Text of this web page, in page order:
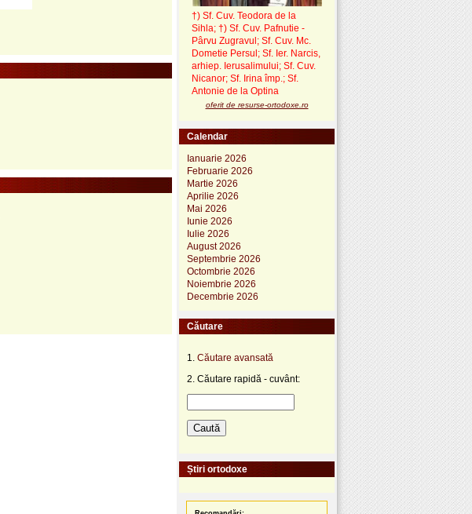
†) Sf. Cuv. Teodora de la
Sihla; †) Sf. Cuv. Pafnutie -
Pârvu Zugravul ; Sf. Cuv. Mc.
Dometie Persul; Sf. Ier. Narcis,
arhiep. Ierusalimului; Sf. Cuv.
Nicanor; Sf. Irina împ.; Sf.
Antonie de la Optina
oferit de resurse-ortodoxe.ro
Calendar
Ianuarie 2026
Februarie 2026
Martie 2026
Aprilie 2026
Mai 2026
Iunie 2026
Iulie 2026
August 2026
Septembrie 2026
Octombrie 2026
Noiembrie 2026
Decembrie 2026
Căutare
1. Căutare avansată
2. Căutare rapidă - cuvânt:
Știri ortodoxe